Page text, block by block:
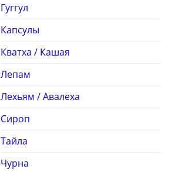
Гуггул
Капсулы
Кватха / Кашая
Лепам
Лехьям / Авалеха
Сироп
Тайла
Чурна